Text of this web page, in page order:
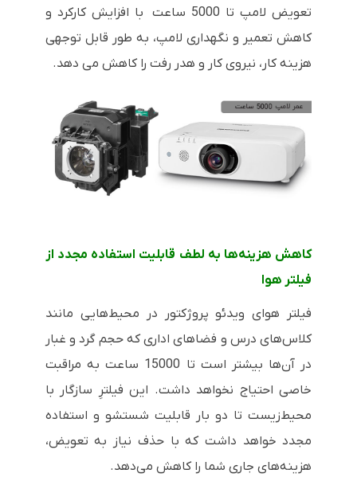
تعویض لامپ تا 5000 ساعت با افزایش کارکرد و
کاهش تعمیر و نگهداری لامپ، به طور قابل توجهی
هزینه کار، نیروی کار و هدر رفت را کاهش می دهد.
کاهش هزینه‌ها به لطف قابلیت استفاده مجدد از
فیلتر هوا
فیلتر هوای ویدئو پروژکتور در محیط‌هایی مانند
کلاس‌های درس و فضاهای اداری که حجم گرد و غبار
در آن‌ها بیشتر است تا 15000 ساعت به مراقبت
خاصی احتیاج نخواهد داشت. این فیلترِ سازگار با
محیط‌زیست تا دو بار قابلیت شستشو و استفاده
مجدد خواهد داشت که با حذف نیاز به تعویض،
هزینه‌های جاری شما را کاهش می‌دهد.